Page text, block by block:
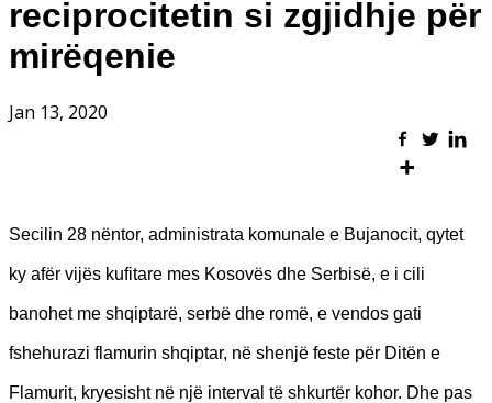
reciprocitetin si zgjidhje për
mirëqenie
Jan 13, 2020
Secilin 28 nëntor, administrata komunale e Bujanocit, qytet
ky afër vijës kufitare mes Kosovës dhe Serbisë, e i cili
banohet me shqiptarë, serbë dhe romë, e vendos gati
fshehurazi flamurin shqiptar, në shenjë feste për Ditën e
Flamurit, kryesisht në një interval të shkurtër kohor. Dhe pas